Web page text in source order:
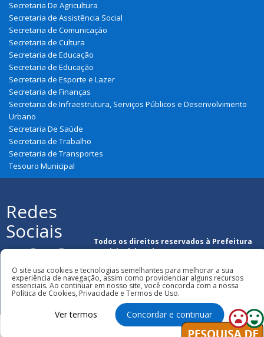
Secretaria De Agricultura
Secretaria de Assistência Social
Secretaria de Comunicação
Secretaria de Cultura
Secretaria de Educação
Secretaria de Educação
Secretaria de Esporte e Lazer
Secretaria de Finanças
Secretaria de Infraestrutura, Serviços Públicos e Desenvolvimento
Urbano
Secretaria De Saúde
Secretaria de Trabalho
Secretaria de Transportes
Tesouro Municipal
Redes
Sociais
Todos os direitos reservados à Prefeitura
Municipal de Urbano Santos
O site usa cookies e tecnologias semelhantes para melhorar a sua
experiência de navegação, assim como providenciar alguns recursos
essenciais. Ao continuar em nosso site, você concorda com a nossa
Política de Cookies, Privacidade e Termos de Uso.
Ver termos Concordar e continuar